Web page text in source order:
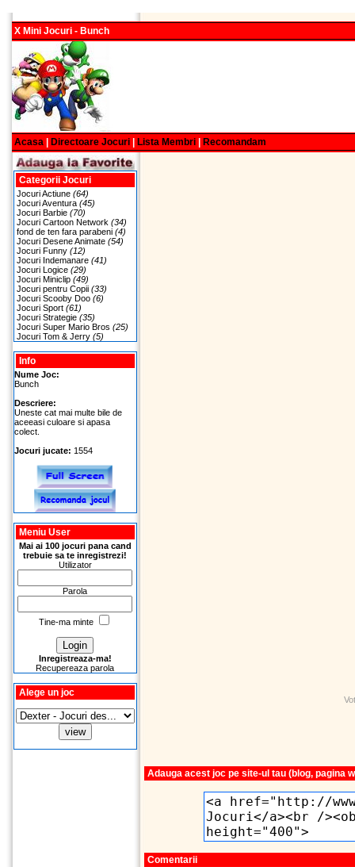
X Mini Jocuri - Bunch
Acasa Directoare Jocuri Lista Membri Recomandam
Categorii Jocuri
Jocuri Actiune (64)
Jocuri Aventura (45)
Jocuri Barbie (70)
Jocuri Cartoon Network (34)
fond de ten fara parabeni (4)
Jocuri Desene Animate (54)
Jocuri Funny (12)
Jocuri Indemanare (41)
Jocuri Logice (29)
Jocuri Miniclip (49)
Jocuri pentru Copii (33)
Jocuri Scooby Doo (6)
Jocuri Sport (61)
Jocuri Strategie (35)
Jocuri Super Mario Bros (25)
Jocuri Tom & Jerry (5)
Info
Nume Joc:
Bunch
Descriere:
Uneste cat mai multe bile de
aceeasi culoare si apasa
colect.
Jocuri jucate: 1554
Meniu User
Mai ai 100 jocuri pana cand
trebuie sa te inregistrezi!
Utilizator
Parola
Tine-ma minte
Inregistreaza-ma!
Recupereaza parola
Alege un joc
Adauga acest joc pe site-ul tau (blog, pagina
Comentarii